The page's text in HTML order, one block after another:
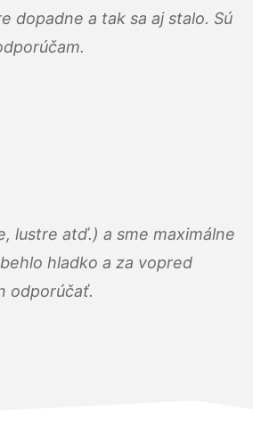
dopadne a tak sa aj stalo. Sú
lustre atď.) a sme maximálne
hladko a za vopred
odporúčať.